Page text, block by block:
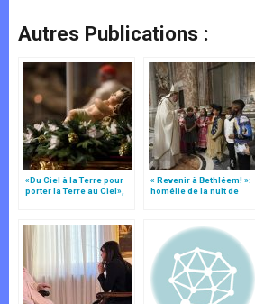
Autres Publications :
«Du Ciel à la Terre pour
porter la Terre au Ciel»,
« Revenir à Bethléem! »:
homélie de la nuit de
Noël (texte complet)